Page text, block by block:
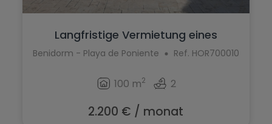
Langfristige Vermietung eines
Gewerbeobj...
Benidorm - Playa de Poniente Ref. HOR700010
100 m2 2
2.200 € / monat